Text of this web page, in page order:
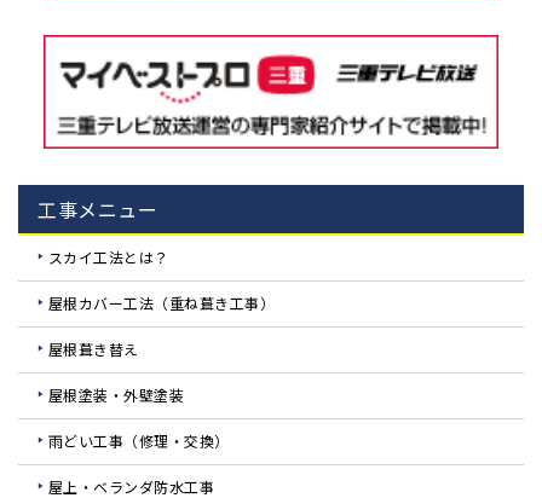
工事メニュー
スカイ工法とは？
屋根カバー工法（重ね葺き工事）
屋根葺き替え
屋根塗装・外壁塗装
雨どい工事（修理・交換）
屋上・ベランダ防水工事